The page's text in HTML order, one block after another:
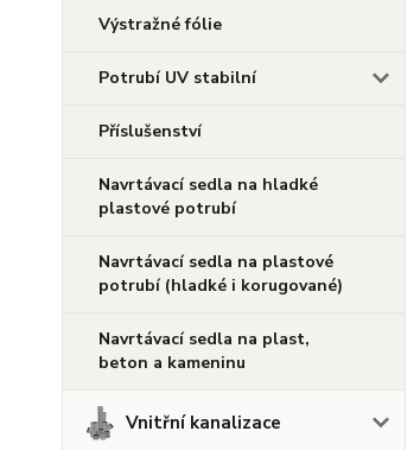
Výstražné fólie
Potrubí UV stabilní
Příslušenství
Navrtávací sedla na hladké
plastové potrubí
Navrtávací sedla na plastové
potrubí (hladké i korugované)
Navrtávací sedla na plast,
beton a kameninu
Vnitřní kanalizace